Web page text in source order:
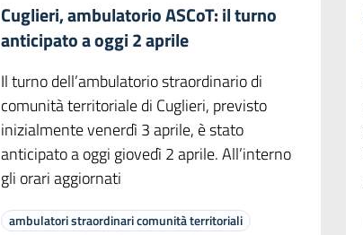
Cuglieri, ambulatorio ASCoT: il turno
anticipato a oggi 2 aprile
Il turno dell’ambulatorio straordinario di
comunità territoriale di Cuglieri, previsto
inizialmente venerdì 3 aprile, è stato
anticipato a oggi giovedì 2 aprile. All’interno
gli orari aggiornati
ambulatori straordinari comunità territoriali